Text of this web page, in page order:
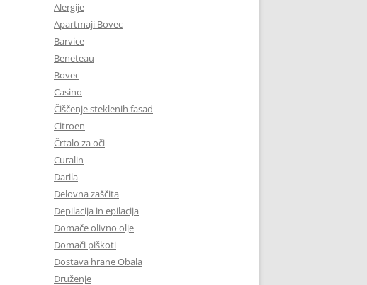
Alergije
Apartmaji Bovec
Barvice
Beneteau
Bovec
Casino
Čiščenje steklenih fasad
Citroen
Črtalo za oči
Curalin
Darila
Delovna zaščita
Depilacija in epilacija
Domače olivno olje
Domači piškoti
Dostava hrane Obala
Druženje